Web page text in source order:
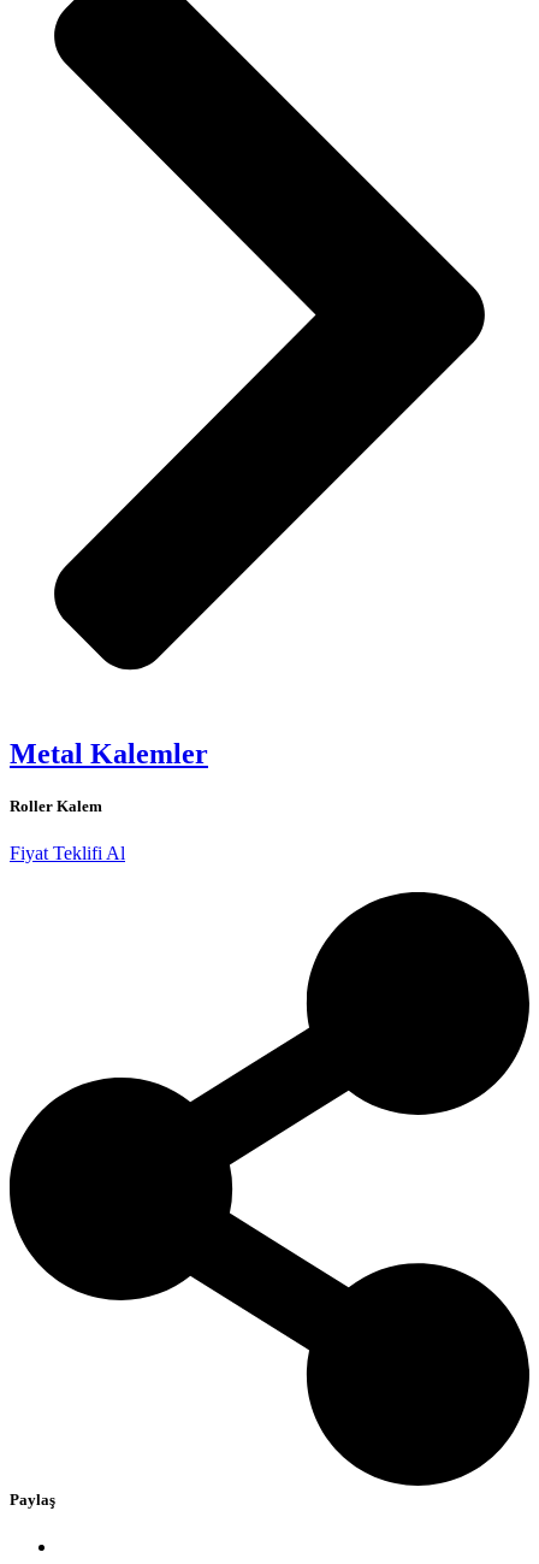
Metal Kalemler
Roller Kalem
Fiyat Teklifi Al
Paylaş